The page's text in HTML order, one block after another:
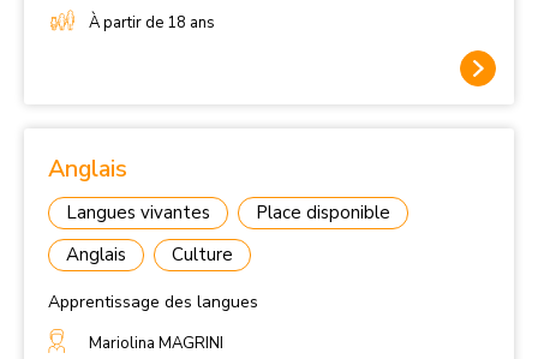
À partir de 18 ans
Anglais
Langues vivantes
Place disponible
Anglais
Culture
Apprentissage des langues
Mariolina MAGRINI